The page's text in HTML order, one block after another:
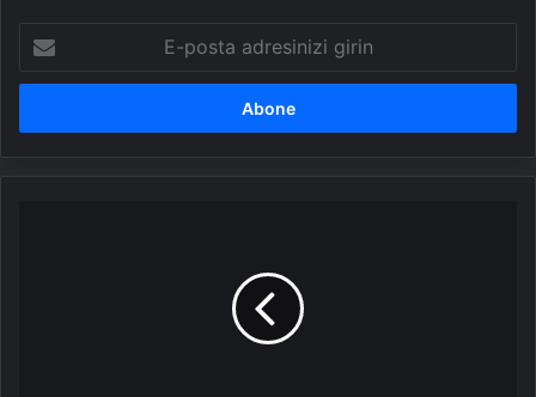
posta
adresinizi